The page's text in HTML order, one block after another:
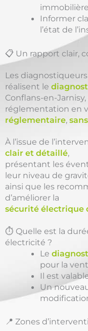
immobilière
Informer
l’état de
📋 Un rapport clair,
Les
réalisent le
Conflans-en-
réglementation en
réglementaire,
À l’issue de
clair et détaillé,
présentant les
leur niveau de
ainsi que les
d’améliorer la
sécurité électrique
⏱️ Quelle est la
électricité ?
Le
pour la
Il est
Un
📍 Zones